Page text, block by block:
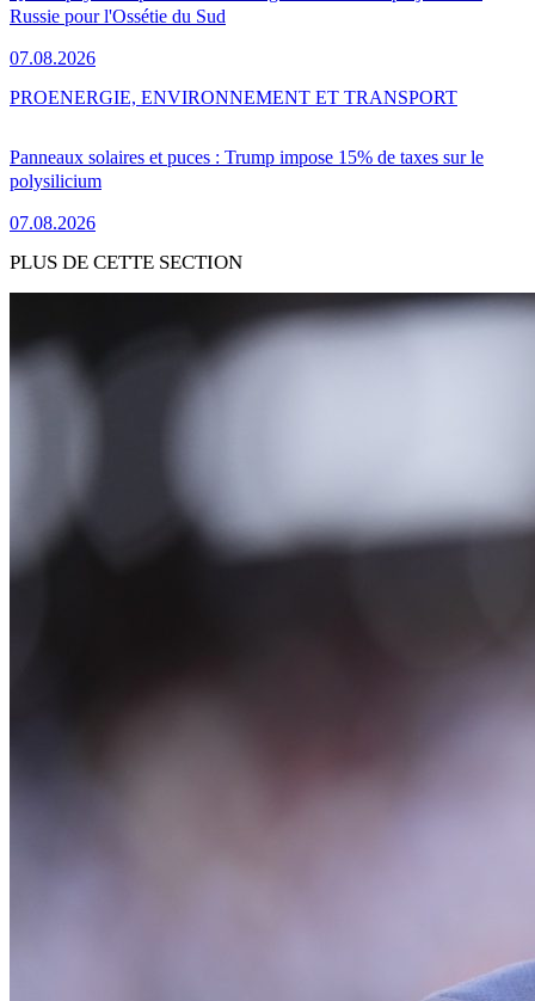
Russie pour l'Ossétie du Sud
07.08.2026
Panneaux solaires et puces : Trump impose 15% de taxes sur le
polysilicium
07.08.2026
PROENERGIE, ENVIRONNEMENT ET TRANSPORT
PLUS DE CETTE SECTION